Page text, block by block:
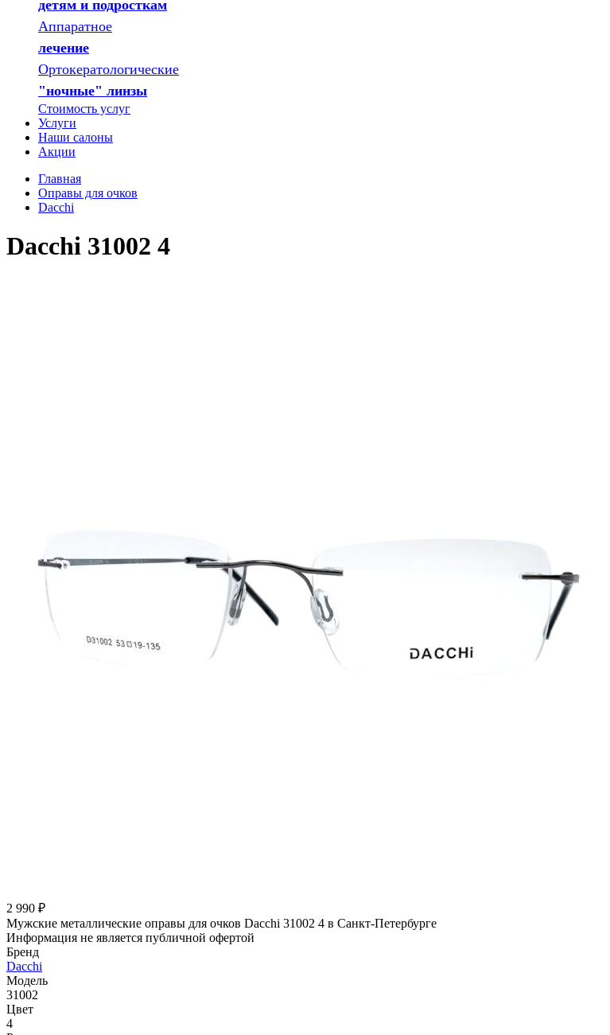
детям и подросткам
Аппаратное
лечение
Ортокератологические
"ночные" линзы
Стоимость услуг
Услуги
Наши салоны
Акции
Главная
Оправы для очков
Dacchi
Dacchi 31002 4
2 990 ₽
Мужские металлические оправы для очков Dacchi 31002 4 в Санкт-Петербурге
Информация не является публичной офертой
Бренд
Dacchi
Модель
31002
Цвет
4